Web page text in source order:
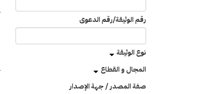
رقم الوثيقة/رقم الدعوى
نوع الوثيقة
المجال و القطاع
صفة المصدر / جهة الإصدار